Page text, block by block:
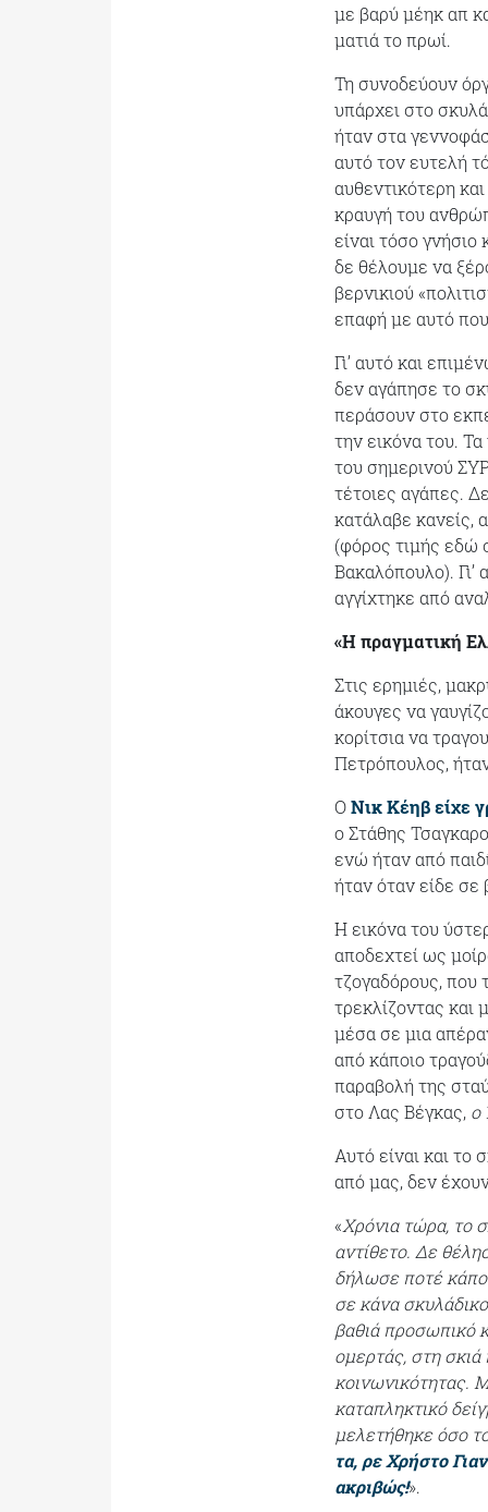
με βαρύ μέηκ απ
ματιά το πρωί.
Τη συνοδεύουν
υπάρχει στο
ήταν στα
αυτό τον ευτελή
αυθεντικότερη
κραυγή του
είναι τόσο
δε θέλουμε να
βερνικιού
επαφή με αυτό
Γι’ αυτό και
δεν αγάπησε το
περάσουν στο
την εικόνα του.
του σημερινού
τέτοιες αγάπες.
κατάλαβε κανείς,
(φόρος τιμής εδώ
Βακαλόπουλο). Γι’
αγγίχτηκε από
«Η πραγματική
Στις ερημιές,
άκουγες να
κορίτσια να
Πετρόπουλος,
ΟΝικ Κέηβ είχε
ο Στάθης
ενώ ήταν από
ήταν όταν είδε σε
Η εικόνα του
αποδεχτεί ως
τζογαδόρους, που
τρεκλίζοντας και
μέσα σε μια
από κάποιο
παραβολή της
στο Λας Βέγκας, ο
Αυτό είναι και
από μας, δεν
«Χρόνια τώρα, το
αντίθετο. Δε
δήλωσε ποτέ
σε κάνα
βαθιά προσωπικό
ομερτάς, στη
κοινωνικότητας.
καταπληκτικό
μελετήθηκε όσο
τα, ρε Χρήστο
ακριβώς!».